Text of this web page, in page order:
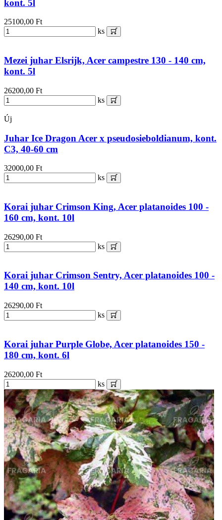
kont. 5l
25100,00 Ft
ks
Mezei juhar Elsrijk, Acer campestre 130 - 140 cm,
kont. 5l
26200,00 Ft
ks
Új
Juhar Ice Dragon Acer x pseudosieboldianum, kont.
C3, 40-60 cm
32000,00 Ft
ks
Korai juhar Crimson King, Acer platanoides 100 -
160 cm, kont. 10l
26290,00 Ft
ks
Korai juhar Crimson Sentry, Acer platanoides 100 -
140 cm, kont. 10l
26290,00 Ft
ks
Korai juhar Purple Globe, Acer platanoides 150 -
180 cm, kont. 6l
26200,00 Ft
ks